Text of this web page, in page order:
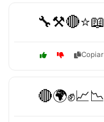
🔧⚒️🔴⭐📖
Copiar
🔴🌍✊📈📉